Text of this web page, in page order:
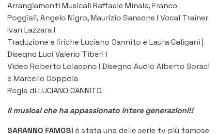
Arrangiamenti Musicali Raffaele Minale, Franco
Poggiali, Angelo Nigro, Maurizio Sansone I Vocal Trainer
Ivan Lazzara I
Traduzione e liriche Luciano Cannito e Laura Galigani |
Disegno Luci Valerio Tiberi I
Video Roberto Loiacono I Disegno Audio Alberto Soraci
e Marcello Coppola
Regia di LUCIANO CANNITO
Il musical che ha appassionato intere generazioni!!
SARANNO FAMOSI è stata una delle serie tv più famose